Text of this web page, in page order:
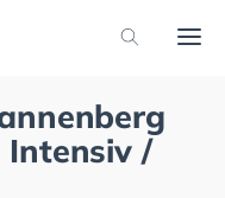
Intensiv /